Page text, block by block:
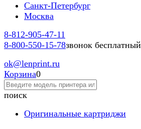
Санкт-Петербург
Москва
8-812-905-47-11
8-800-550-15-78звонок бесплатный
ok@lenprint.ru
Корзина0
поиск
Оригинальные картриджи